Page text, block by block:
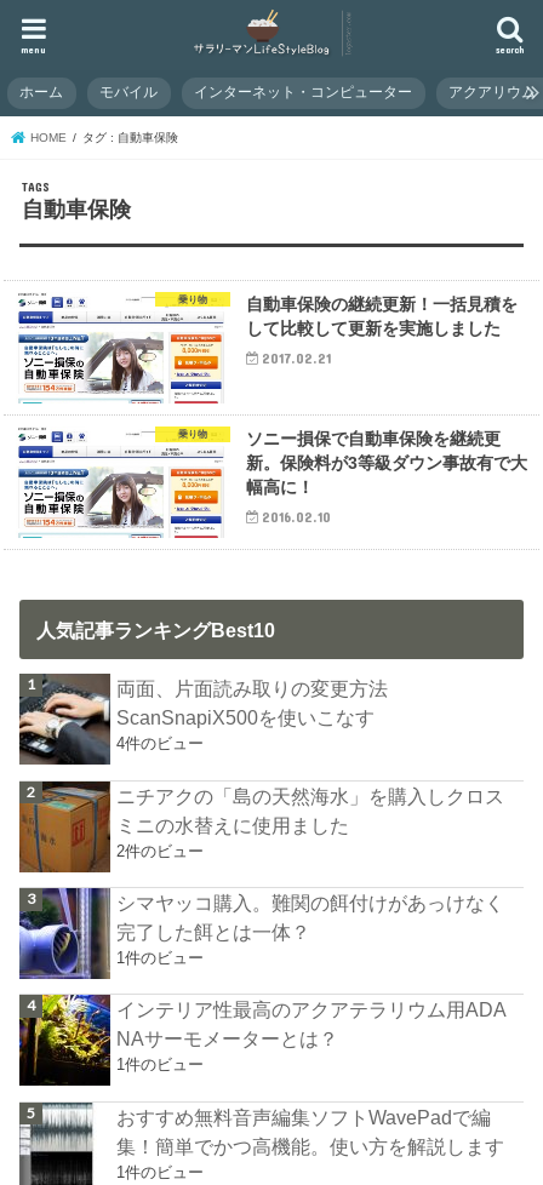
search
menu
ホーム モバイル インターネット・コンピューター アクアリウム
HOME タグ : 自動車保険
自動車保険
乗り物
自動車保険の継続更新！一括見積を
して比較して更新を実施しました
2017.02.21
乗り物
ソニー損保で自動車保険を継続更
新。保険料が3等級ダウン事故有で大
幅高に！
2016.02.10
人気記事ランキングBest10
両面、片面読み取りの変更方法
ScanSnapiX500を使いこなす
4件のビュー
ニチアクの「島の天然海水」を購入しクロス
ミニの水替えに使用ました
2件のビュー
シマヤッコ購入。難関の餌付けがあっけなく
完了した餌とは一体？
1件のビュー
インテリア性最高のアクアテラリウム用ADA
NAサーモメーターとは？
1件のビュー
おすすめ無料音声編集ソフトWavePadで編
集！簡単でかつ高機能。使い方を解説します
1件のビュー